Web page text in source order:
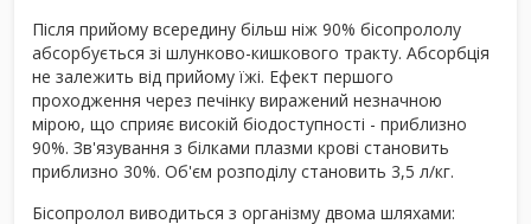
Після прийому всередину більш ніж 90% бісопрололу
абсорбується зі шлунково-кишкового тракту. Абсорбція
не залежить від прийому їжі. Ефект першого
проходження через печінку виражений незначною
мірою, що сприяє високій біодоступності - приблизно
90%. Зв'язування з білками плазми крові становить
приблизно 30%. Об'єм розподілу становить 3,5 л/кг.
Бісопролол виводиться з організму двома шляхами: